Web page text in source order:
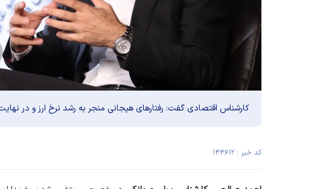
کارشناس اقتصادی گفت: رفتار‌های هیجانی منجر به رشد نرخ ارز و در
کد خبر : ۱۴۴۶۱۲